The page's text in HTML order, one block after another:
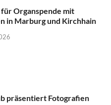
Organspende mit
in Marburg und Kirchhain
präsentiert Fotografien